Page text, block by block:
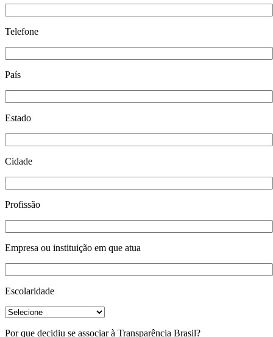
Telefone
País
Estado
Cidade
Profissão
Empresa ou instituição em que atua
Escolaridade
Por que decidiu se associar à Transparência Brasil?